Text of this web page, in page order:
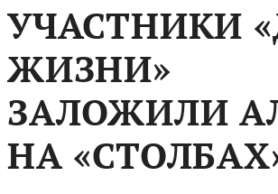
УЧАСТНИКИ
ЖИЗНИ»
ЗАЛОЖИЛИ
НА